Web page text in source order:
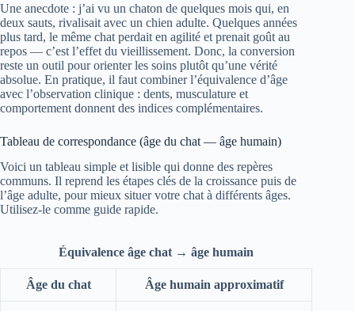
Une anecdote : j’ai vu un chaton de quelques mois qui, en
deux sauts, rivalisait avec un chien adulte. Quelques années
plus tard, le même chat perdait en agilité et prenait goût au
repos — c’est l’effet du vieillissement. Donc, la conversion
reste un outil pour orienter les soins plutôt qu’une vérité
absolue. En pratique, il faut combiner l’équivalence d’âge
avec l’observation clinique : dents, musculature et
comportement donnent des indices complémentaires.
Tableau de correspondance (âge du chat — âge humain)
Voici un tableau simple et lisible qui donne des repères
communs. Il reprend les étapes clés de la croissance puis de
l’âge adulte, pour mieux situer votre chat à différents âges.
Utilisez-le comme guide rapide.
Équivalence âge chat → âge humain
Âge du chat Âge humain approximatif